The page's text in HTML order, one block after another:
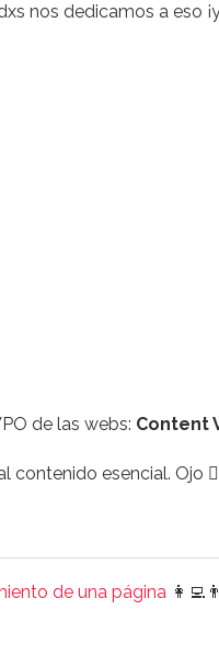
nos dedicamos a eso
de las webs: Content
contenido esencial. Ojo
de una página